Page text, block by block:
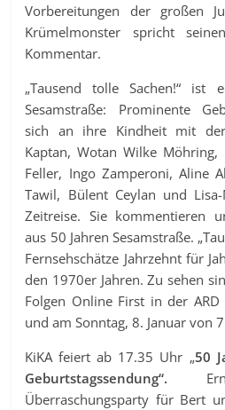
Vorbereitungen der großen
Krümelmonster spricht
Kommentar.
„Tausend tolle Sachen!“ ist
Sesamstraße: Prominente
sich an ihre Kindheit mit der
Kaptan, Wotan Wilke Möhring,
Feller, Ingo Zamperoni, Aline
Tawil, Bülent Ceylan und
Zeitreise. Sie kommentieren
aus 50 Jahren Sesamstraße.
Fernsehschätze Jahrzehnt für
den 1970er Jahren. Zu sehen
Folgen Online First in der
und am Sonntag, 8. Januar von
KiKA feiert ab 17.35 Uhr „50
Geburtstagssendung“.
Überraschungsparty für Bert